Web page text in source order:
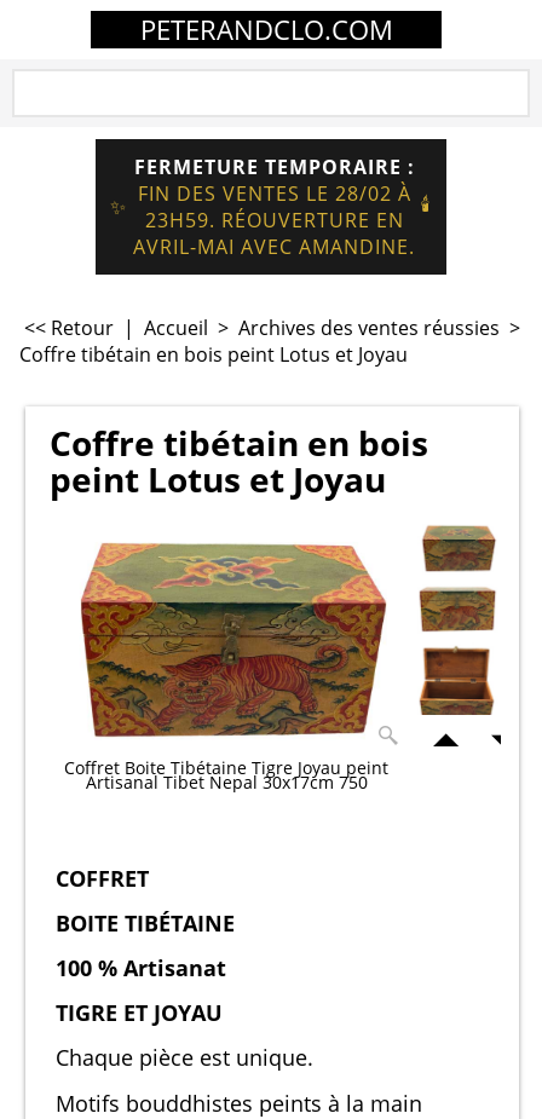
PETERANDCLO.COM
✨
FERMETURE TEMPORAIRE :
FIN DES VENTES LE 28/02 À
23H59. RÉOUVERTURE EN
AVRIL-MAI AVEC AMANDINE.
🕯️
<< Retour | Accueil > Archives des ventes réussies >
Coffre tibétain en bois peint Lotus et Joyau
Coffre tibétain en bois
peint Lotus et Joyau
Coffret Boite Tibétaine Tigre Joyau peint
Artisanal Tibet Nepal 30x17cm 750
COFFRET
BOITE TIBÉTAINE
100 % Artisanat
TIGRE ET JOYAU
Chaque pièce est unique.
Motifs bouddhistes peints à la main